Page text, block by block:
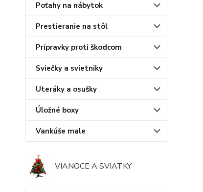
Poťahy na nábytok
Prestieranie na stôl
Prípravky proti škodcom
Sviečky a svietniky
Uteráky a osušky
Úložné boxy
Vankúše male
VIANOCE A SVIATKY